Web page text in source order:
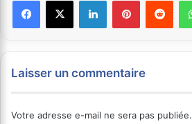
Laisser un commentaire
Votre adresse e-mail ne sera pas publiée.